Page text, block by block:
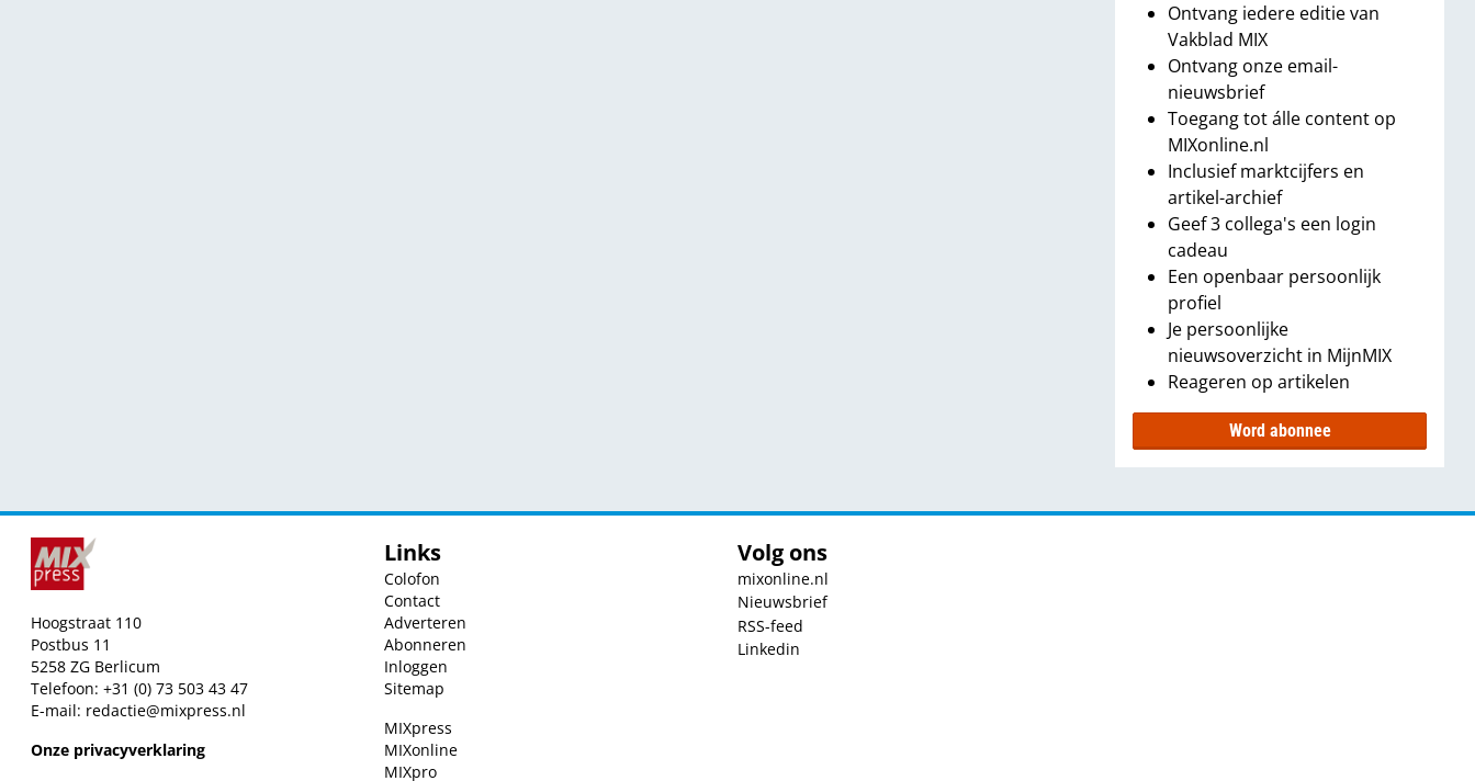
Ontvang iedere editie van
Vakblad MIX
Ontvang onze email-
nieuwsbrief
Toegang tot álle content op
MIXonline.nl
Inclusief marktcijfers en
artikel-archief
Geef 3 collega's een login
cadeau
Een openbaar persoonlijk
profiel
Je persoonlijke
nieuwsoverzicht in MijnMIX
Reageren op artikelen
Word abonnee
Hoogstraat 110
Postbus 11
5258 ZG Berlicum
Telefoon: +31 (0) 73 503 43 47
E-mail: redactie@mixpress.nl
Onze privacyverklaring
Links
Colofon
Contact
Adverteren
Abonneren
Inloggen
Sitemap
MIXpress
MIXonline
MIXpro
Volg ons
mixonline.nl
Nieuwsbrief
RSS-feed
Linkedin